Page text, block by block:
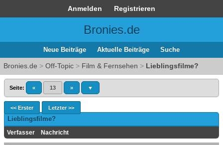
Anmelden Registrieren
Bronies.de
Neue Beiträge Aktuelle Beiträge Suche
Bronies.de > Off-Topic > Film & Fernsehen > Lieblingsfilme?
Seite: « 13 » ▼
<< Erster Letzter >>
Lieblingsfilme?
Verfasser Nachricht